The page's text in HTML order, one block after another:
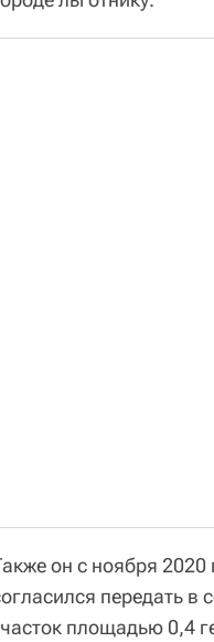
он с ноября 2020
передать в
площадью 0,4